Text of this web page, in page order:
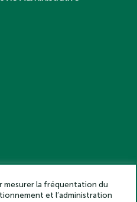
lettres – Tous droits réservés
mesurer la fréquentation du
et l’administration